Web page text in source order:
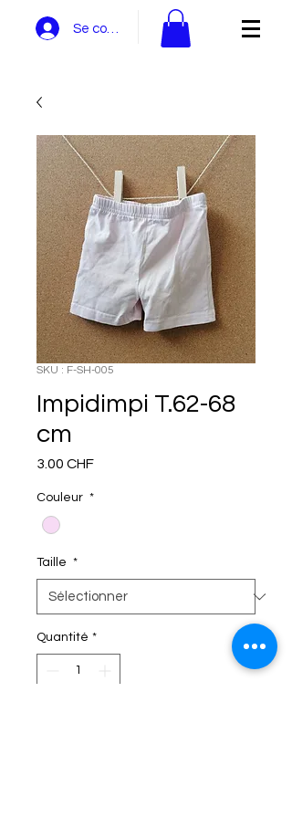
Se connecter
SKU : F-SH-005
Impidimpi T.62-68
cm
3.00 CHFPrix
Couleur *
Taille *
Quantité *